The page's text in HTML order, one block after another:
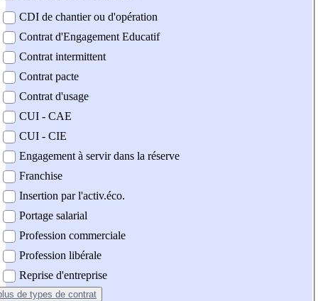
CDI de chantier ou d'opération
Contrat d'Engagement Educatif
Contrat intermittent
Contrat pacte
Contrat d'usage
CUI - CAE
CUI - CIE
Engagement à servir dans la réserve
Franchise
Insertion par l'activ.éco.
Portage salarial
Profession commerciale
Profession libérale
Reprise d'entreprise
de types de contrat